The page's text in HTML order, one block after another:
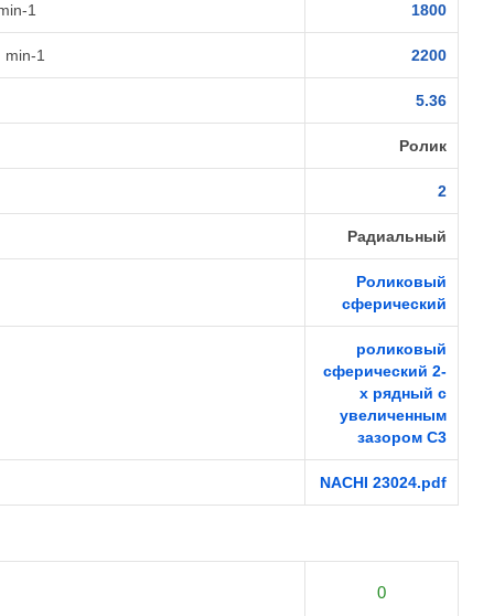
1 1800
min-1 2200
5.36
Ролик
2
Радиальный
Роликовый
сферический
роликовый
сферический 2-
х рядный с
увеличенным
зазором C3
NACHI 23024.pdf
0